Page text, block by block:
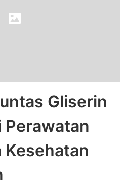
Gliserin
Perawatan